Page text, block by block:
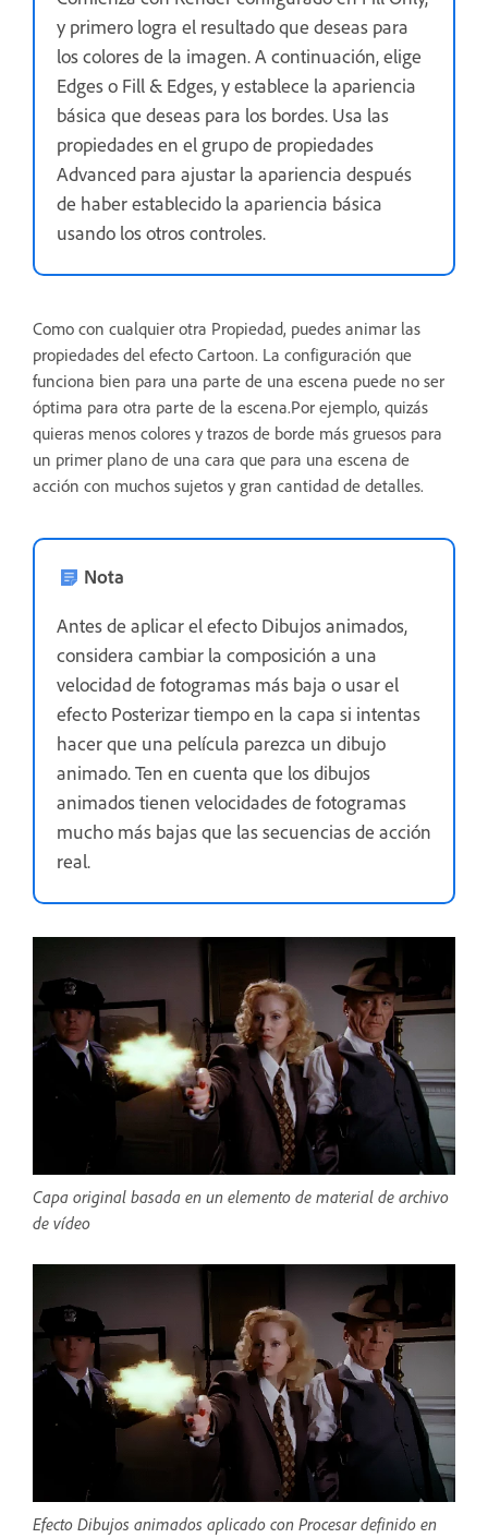
y primero logra el resultado que deseas para
los colores de la imagen. A continuación, elige
Edges o Fill & Edges, y establece la apariencia
básica que deseas para los bordes. Usa las
propiedades en el grupo de propiedades
Advanced para ajustar la apariencia después
de haber establecido la apariencia básica
usando los otros controles.
Como con cualquier otra Propiedad, puedes animar las
propiedades del efecto Cartoon. La configuración que
funciona bien para una parte de una escena puede no ser
óptima para otra parte de la escena.Por ejemplo, quizás
quieras menos colores y trazos de borde más gruesos para
un primer plano de una cara que para una escena de
acción con muchos sujetos y gran cantidad de detalles.
Nota
Antes de aplicar el efecto Dibujos animados,
considera cambiar la composición a una
velocidad de fotogramas más baja o usar el
efecto Posterizar tiempo en la capa si intentas
hacer que una película parezca un dibujo
animado. Ten en cuenta que los dibujos
animados tienen velocidades de fotogramas
mucho más bajas que las secuencias de acción
real.
Capa original basada en un elemento de material de archivo
de vídeo
Efecto Dibujos animados aplicado con Procesar definido en